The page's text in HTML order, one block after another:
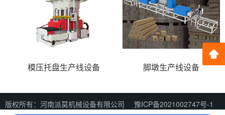
模压托盘生产线设备 脚墩生产线设备
版权所有：河南派莫机械设备有限公司 豫ICP备2021002747号-1